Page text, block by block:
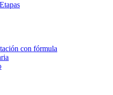
con fórmula